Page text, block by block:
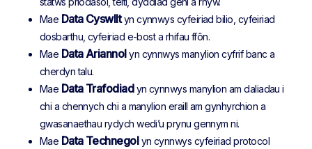
Mae Data Cyswlltyn cynnwys cyfeiriad bilio, cyfeiriad
dosbarthu, cyfeiriad e-bost a rhifau ffôn.
Mae Data Ariannolyn cynnwys manylion cyfrif banc a
cherdyn talu.
Mae Data Trafodiad yn cynnwys manylion am daliadau i
chi a chennych chi a manylion eraill am gynhyrchion a
gwasanaethau rydych wedi’u prynu gennym ni.
Mae Data Technegol yn cynnwys cyfeiriad protocol